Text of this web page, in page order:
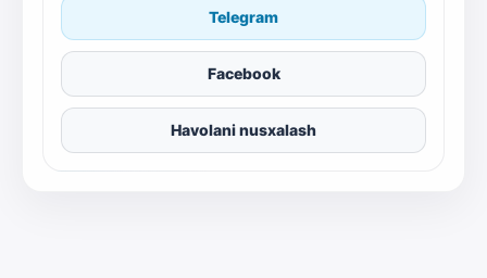
Telegram
Facebook
Havolani nusxalash